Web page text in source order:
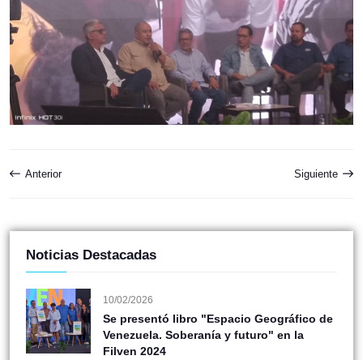
Anterior Siguiente
Noticias Destacadas
10/02/2026
Se presentó libro "Espacio Geográfico de
Venezuela. Soberanía y futuro" en la
Filven 2024